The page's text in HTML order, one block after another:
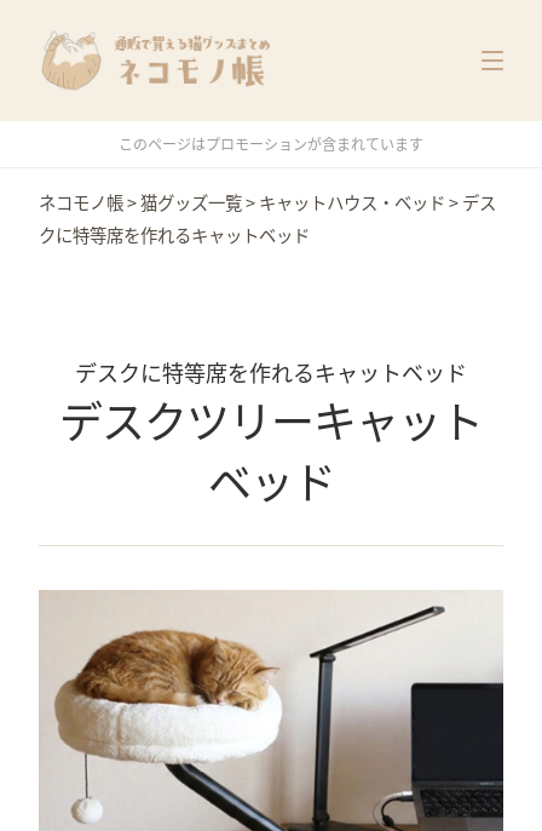
猫グッズ一覧
メーカー別
価格別
このページはプロモーションが含まれています
ネコモノ帳>猫グッズ一覧>キャットハウス・ベッド>デス
クに特等席を作れるキャットベッド
デスクに特等席を作れるキャットベッド
デスクツリーキャット
ベッド